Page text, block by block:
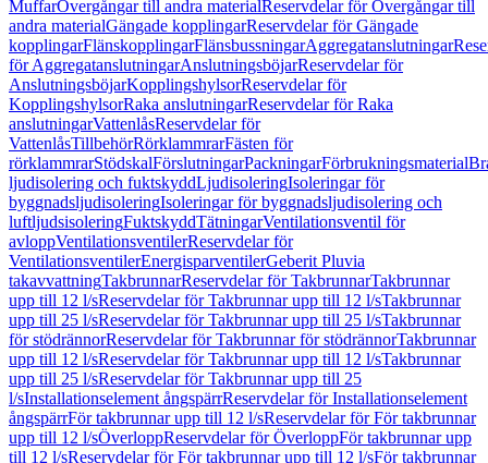
MuffarÖvergångar till andra materialReservdelar för Övergångar till
andra materialGängade kopplingarReservdelar för Gängade
kopplingarFlänskopplingarFlänsbussningarAggregatanslutningar
för AggregatanslutningarAnslutningsböjarReservdelar för
AnslutningsböjarKopplingshylsorReservdelar för
KopplingshylsorRaka anslutningarReservdelar för Raka
anslutningarVattenlåsReservdelar för
VattenlåsTillbehörRörklammrarFästen för
rörklammrarStödskalFörslutningarPackningarFörbrukningsmaterial
ljudisolering och fuktskyddLjudisoleringIsoleringar för
byggnadsljudisoleringIsoleringar för byggnadsljudisolering och
luftljudsisoleringFuktskyddTätningarVentilationsventil för
avloppVentilationsventilerReservdelar för
VentilationsventilerEnergisparventilerGeberit Pluvia
takavvattningTakbrunnarReservdelar för TakbrunnarTakbrunnar
upp till 12 l/sReservdelar för Takbrunnar upp till 12 l/sTakbrunnar
upp till 25 l/sReservdelar för Takbrunnar upp till 25 l/sTakbrunnar
för stödrännorReservdelar för Takbrunnar för stödrännorTakbrunnar
upp till 12 l/sReservdelar för Takbrunnar upp till 12 l/sTakbrunnar
upp till 25 l/sReservdelar för Takbrunnar upp till 25
l/sInstallationselement ångspärrReservdelar för Installationselement
ångspärrFör takbrunnar upp till 12 l/sReservdelar för För takbrunnar
upp till 12 l/sÖverloppReservdelar för ÖverloppFör takbrunnar upp
till 12 l/sReservdelar för För takbrunnar upp till 12 l/sFör takbrunnar